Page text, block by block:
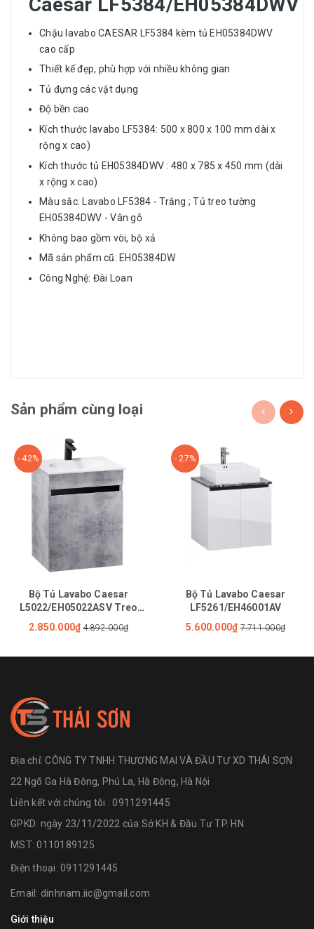
Chậu lavabo CAESAR LF5384 kèm tủ EH05384DWV
cao cấp
Thiết kế đẹp, phù hợp với nhiều không gian
Tủ đựng các vật dụng
Độ bền cao
Kích thước lavabo LF5384: 500 x 800 x 100 mm dài x
rộng x cao)
Kích thước tủ EH05384DWV : 480 x 785 x 450 mm (dài
x rộng x cao)
Màu sắc: Lavabo LF5384 - Trắng ; Tủ treo tường
EH05384DWV - Vân gỗ
Không bao gồm vòi, bộ xả
Mã sản phẩm cũ: EH05384DW
Công Nghệ: Đài Loan
Sản phẩm cùng loại
- 42%
Bộ Tủ Lavabo Caesar
L5022/EH05022ASV Treo
Tường
2.850.000₫ 4.892.000₫
- 27%
Bộ Tủ Lavabo Caesar
LF5261/EH46001AV
5.600.000₫ 7.711.000₫
Địa chỉ:CÔNG TY TNHH THƯƠNG MẠI VÀ ĐẦU TƯ XD THÁI SƠN
22 Ngõ Ga Hà Đông, Phú La, Hà Đông, Hà Nội
Liên kết với chúng tôi : 0911291445
GPKD: ngày 23/11/2022 của Sở KH & Đầu Tư TP. HN
MST: 0110189125
Điện thoại: 0911291445
Email: dinhnam.iic@gmail.com
Giới thiệu